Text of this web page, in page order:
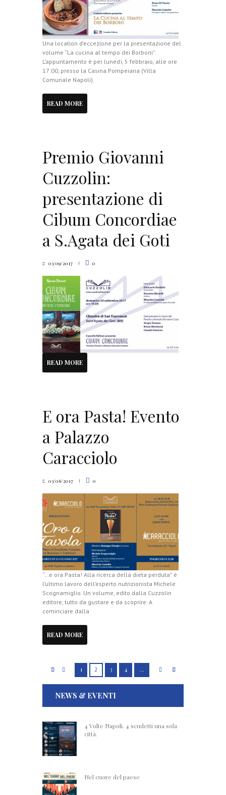
Una location d’eccezione per la presentazione del
volume “La cucina al tempo dei Borboni”.
L’appuntamento è per lunedì, 5 febbraio, alle ore
17:00, presso la Casina Pompeiana (Villa
Comunale Napoli).
READ MORE
Premio Giovanni
Cuzzolin:
presentazione di
Cibum Concordiae
a S.Agata dei Goti
03/09/2017 0
READ MORE
E ora Pasta! Evento
a Palazzo
Caracciolo
03/06/2017 0
“…e ora Pasta! Alla ricerca della dieta perduta” è
l’ultimo lavoro dell’esperto nutrizionista Michele
Scognamiglio. Un volume, edito dalla Cuzzolin
editore, tutto da gustare e da scoprire. A
cominciare dalla
READ MORE
1 2 3 4 …
NEWS & EVENTI
4 Volte Napoli. 4 scudetti una sola
città.
Nel cuore del paese